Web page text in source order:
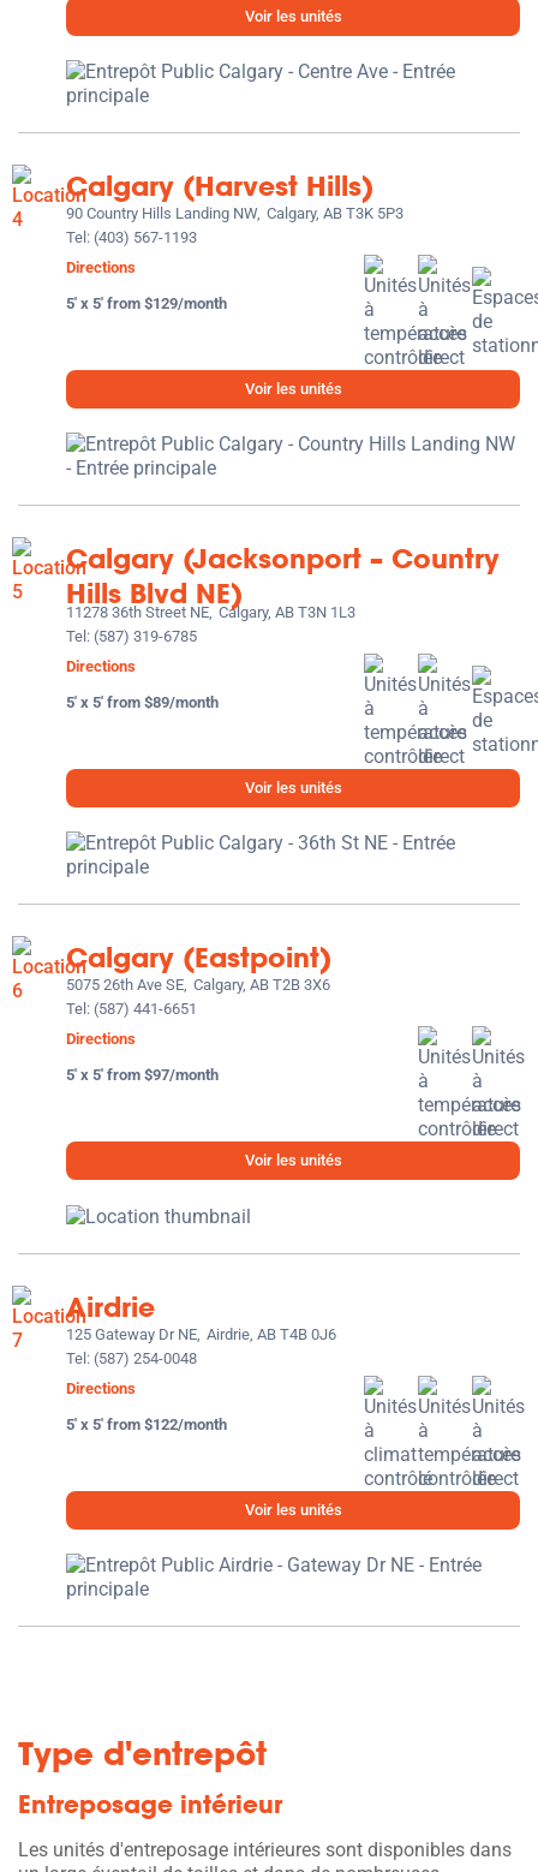
Voir les unités
Calgary (Harvest Hills)
90 Country Hills Landing NW, Calgary, AB T3K 5P3
Tel: (403) 567-1193
Directions
5' x 5' from $129/month
Voir les unités
Calgary (Jacksonport – Country
Hills Blvd NE)
11278 36th Street NE, Calgary, AB T3N 1L3
Tel: (587) 319-6785
Directions
5' x 5' from $89/month
Voir les unités
Calgary (Eastpoint)
5075 26th Ave SE, Calgary, AB T2B 3X6
Tel: (587) 441-6651
Directions
5' x 5' from $97/month
Voir les unités
Airdrie
125 Gateway Dr NE, Airdrie, AB T4B 0J6
Tel: (587) 254-0048
Directions
5' x 5' from $122/month
Voir les unités
Type d'entrepôt
Entreposage intérieur
Les unités d'entreposage intérieures sont disponibles dans